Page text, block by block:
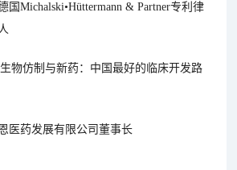
国Michalski•Hüttermann & Partner专利律
物仿制与新药：中国最好的临床开发路
医药发展有限公司董事长